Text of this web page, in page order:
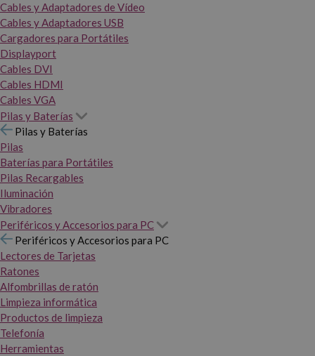
Cables y Adaptadores de Vídeo
Cables y Adaptadores USB
Cargadores para Portátiles
Displayport
Cables DVI
Cables HDMI
Cables VGA
Pilas y Baterías
Pilas y Baterías
Pilas
Baterías para Portátiles
Pilas Recargables
Iluminación
Vibradores
Periféricos y Accesorios para PC
Periféricos y Accesorios para PC
Lectores de Tarjetas
Ratones
Alfombrillas de ratón
Limpieza informática
Productos de limpieza
Telefonía
Herramientas